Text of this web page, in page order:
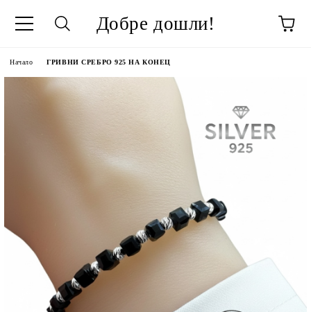
Добре дошли!
Начало ГРИВНИ СРЕБРО 925 НА КОНЕЦ